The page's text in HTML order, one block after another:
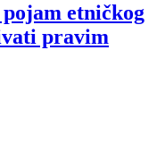
etničkog
pravim